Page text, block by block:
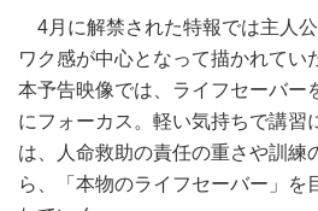
4月に解禁された特報では主人
ワク感が中心となって描かれてい
本予告映像では、ライフセーバー
にフォーカス。軽い気持ちで講習
は、人命救助の責任の重さや訓練
ら、「本物のライフセーバー」を